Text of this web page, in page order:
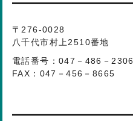
〒276-0028
八千代市村上2510番地
電話番号：047－486－2306
FAX：047－456－8665